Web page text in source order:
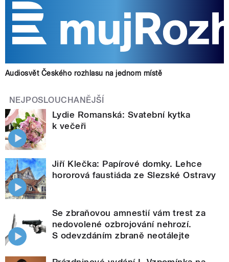
Audiosvět Českého rozhlasu na jednom místě
NEJPOSLOUCHANĚJŠÍ
Lydie Romanská: Svatební kytka
k večeři
Jiří Klečka: Papírové domky. Lehce
hororová faustiáda ze Slezské Ostravy
Se zbraňovou amnestií vám trest za
nedovolené ozbrojování nehrozí.
S odevzdáním zbraně neotálejte